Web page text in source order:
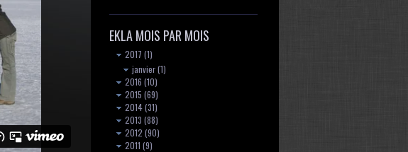
EKLA MOIS PAR MOIS
2017 (1)
janvier(1)
2016 (10)
2015 (69)
2014(31)
2013 (88)
2012 (90)
2011 (9)